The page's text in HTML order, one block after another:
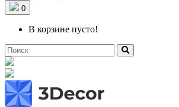
0
В корзине пусто!